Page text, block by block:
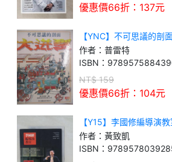
優惠價66折： 137元
【YNC】不可思議的剖
作者： 普雷特
ISBN：
NT$159
優惠價66折： 104元
【Y15】李國修編導演教
作者： 黃致凱
ISBN：